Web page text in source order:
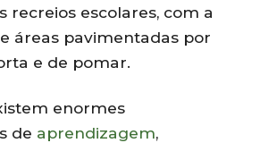
recreios escolares, com a
áreas pavimentadas por
e de pomar.
enormes
de aprendizagem,